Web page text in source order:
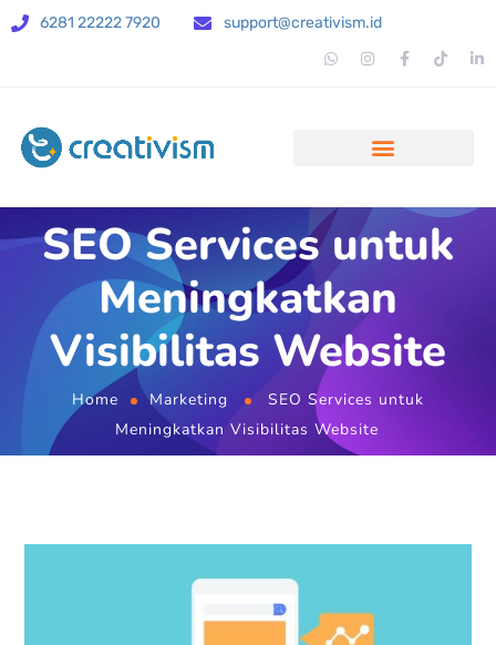
6281 22222 7920 support@creativism.id
SEO Services untuk
Meningkatkan
Visibilitas Website
Home Marketing
SEO Services untuk
Meningkatkan Visibilitas Website